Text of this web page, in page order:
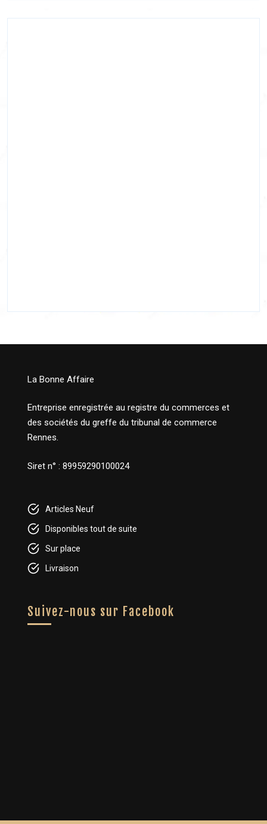
La Bonne Affaire
Entreprise enregistrée au registre du commerces et
des sociétés du greffe du tribunal de commerce
Rennes.
Siret n° : 89959290100024
Articles Neuf
Disponibles tout de suite
Sur place
Livraison
Suivez-nous sur Facebook